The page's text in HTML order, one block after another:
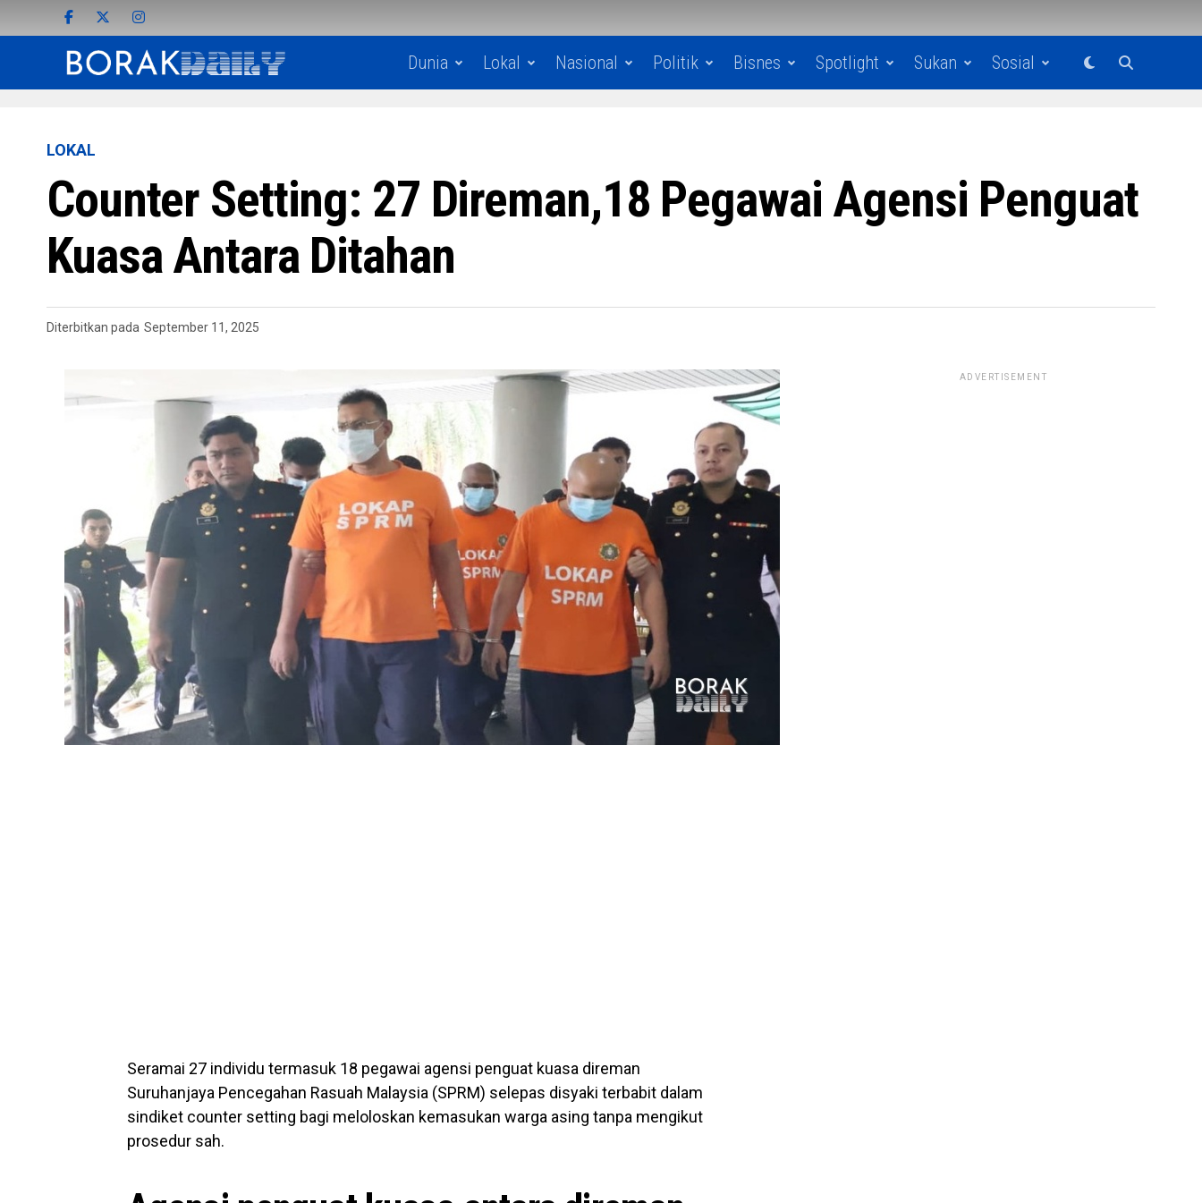
Dunia Lokal Nasional Politik Bisnes Spotlight Sukan Sosial
LOKAL
Counter Setting: 27 Direman,18 Pegawai Agensi Penguat
Kuasa Antara Ditahan
Diterbitkan pada September 11, 2025
Seramai 27 individu termasuk 18 pegawai agensi penguat kuasa direman
Suruhanjaya Pencegahan Rasuah Malaysia (SPRM) selepas disyaki terbabit dalam
sindiket counter setting bagi meloloskan kemasukan warga asing tanpa mengikut
prosedur sah.
ADVERTISEMENT